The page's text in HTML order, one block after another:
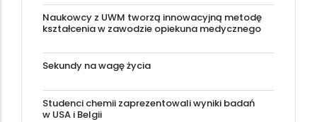
Naukowcy z UWM tworzą innowacyjną metodę
kształcenia w zawodzie opiekuna medycznego
Sekundy na wagę życia
Studenci chemii zaprezentowali wyniki badań
w USA i Belgii